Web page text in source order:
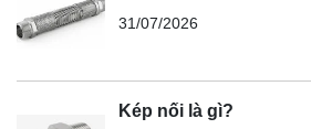
31/07/2026
Kép nối là gì?